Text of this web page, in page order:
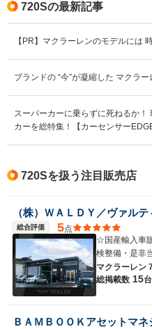
720Sの最新記事
【PR】マクラーレンのモデルには
ブランドの “今”が凝縮した マクラー
スーパーカーに乗らずに死ねるか
カーを総特集！【カーセンサー
720Sを扱う注目販売店
（株）ＷＡＬＤＹ／ヴァルテ
総合評価 5点
☆国産輸入車
検整備・是非
マクラーレン
総掲載数 15台
ＢＡＭＢＯＯＫアセットマネ